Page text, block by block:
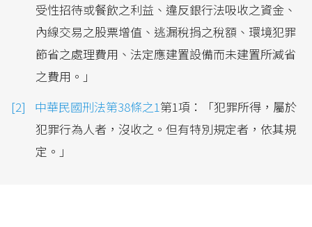
受性招待或餐飲之利益、違反銀行法吸收之資金、
內線交易之股票增值、逃漏稅捐之稅額、環境犯罪
節省之處理費用、法定應建置設備而未建置所減省
之費用。」
中華民國刑法第38條之1第1項：「犯罪所得，屬於
犯罪行為人者，沒收之。但有特別規定者，依其規
定。」